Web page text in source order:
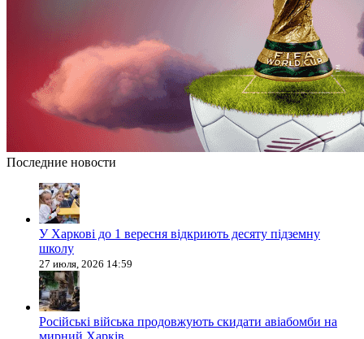
Последние новости
У Харкові до 1 вересня відкриють десяту підземну
школу
27 июля, 2026 14:59
Російські війська продовжують скидати авіабомби на